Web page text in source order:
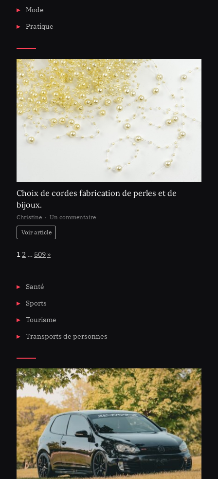
Mode
Pratique
Choix de cordes fabrication de perles et de
bijoux.
Christine Un commentairesur
Voir article
Page:
1 2 … 509 Next
»
Santé
Sports
Tourisme
Transports de personnes